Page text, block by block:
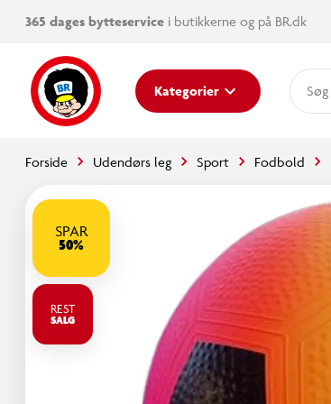
365 dages bytteservice i butikkerne og på BR.dk
Kategorier
Forside Udendørs leg Sport Fodbold
SPAR
50%
REST
SALG